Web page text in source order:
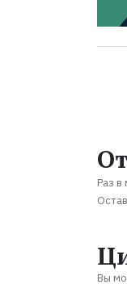
Раз
Вы